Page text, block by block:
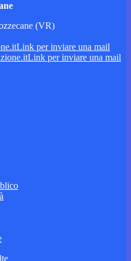
(VR)
Link per inviare una mail
Link per inviare una mail